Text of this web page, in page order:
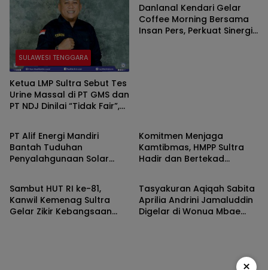
SULAWESI TENGGARA
Ketua LMP Sultra Sebut Tes
Urine Massal di PT GMS dan
PT NDJ Dinilai “Tidak Fair”,
II
Danlanal Kendari Gelar
Coffee Morning Bersama
Insan Pers, Perkuat Sinergi
SULAWESI TENGGARA
PT Alif Energi Mandiri
Bantah Tuduhan
Penyalahgunaan Solar
Regulasi
Komitmen Menjaga
Kamtibmas, HMPP Sultra
Hadir dan Bertekad
Kepolisian
SULAWESI TENGGARA
Sambut HUT RI ke-81,
Kanwil Kemenag Sultra
Gelar Zikir Kebangsaan
SULAWESI TENGGARA
Tasyakuran Aqiqah Sabita
Aprilia Andrini Jamaluddin
Digelar di Wonua Mbae